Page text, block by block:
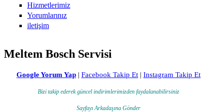
Hizmetlerimiz
Yorumlarınız
iletişim
Meltem Bosch Servisi
Google Yorum Yap | Facebook Takip Et | Instagram Takip Et
Bizi takip ederek güncel indirimlerimizden faydalanabilirsiniz
Sayfayı Arkadaşına Gönder